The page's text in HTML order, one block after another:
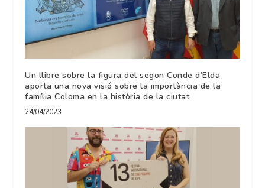
Un llibre sobre la figura del segon Conde d’Elda
aporta una nova visió sobre la importància de la
família Coloma en la història de la ciutat
24/04/2023